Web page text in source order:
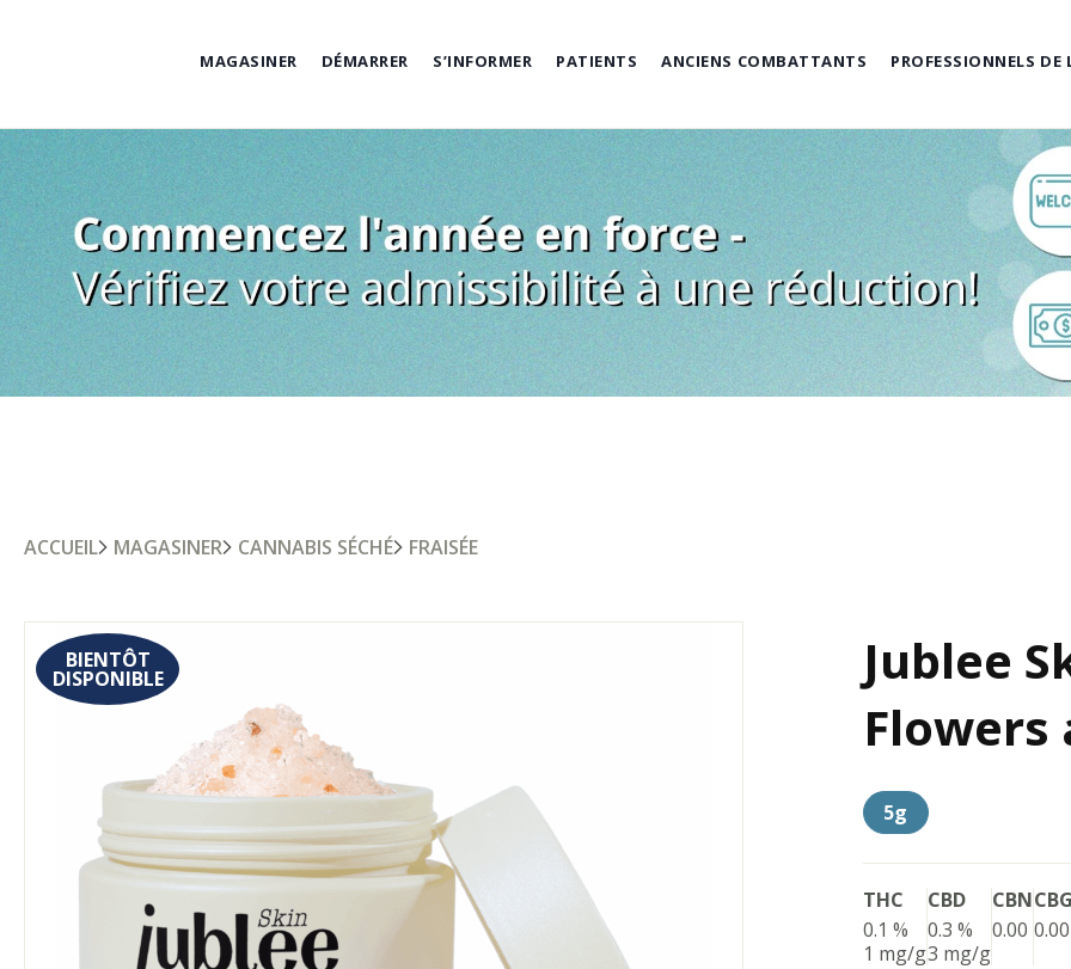
MAGASINER DÉMARRER S’INFORMER PATIENTS ANCIENS COMBATTANTS
PROFESSIONNELS DE
ACCUEIL MAGASINER CANNABIS SÉCHÉ FRAISÉE
BIENTÔT
DISPONIBLE
Jublee
Flowers
5g
THC
0.1 %
1 mg/g
CBD
0.3 %
3 mg/g
CBN
0.00
CBG
0.00